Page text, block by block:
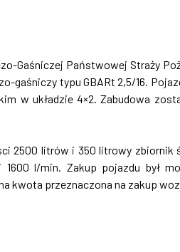
Gaśniczej Państwowej Straży
gaśniczy typu GBARt 2,5/16.
w układzie 4×2. Zabudowa
2500 litrów i 350 litrowy zbiornik
l/min. Zakup pojazdu był
kwota przeznaczona na zakup